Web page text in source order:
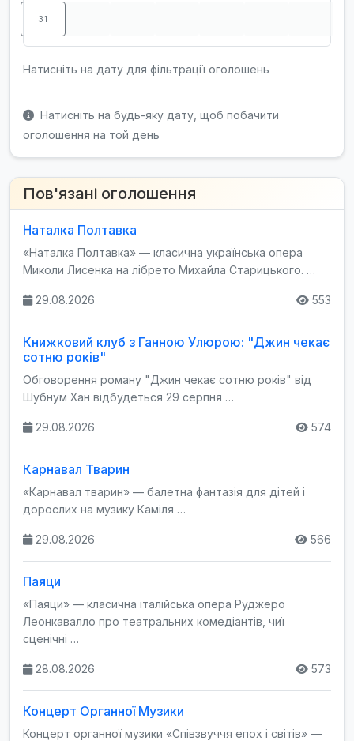
31
Натисніть на дату для фільтрації оголошень
Натисніть на будь-яку дату, щоб побачити
оголошення на той день
Пов'язані оголошення
Наталка Полтавка
«Наталка Полтавка» — класична українська опера
Миколи Лисенка на лібрето Михайла Старицького. …
29.08.2026 553
Книжковий клуб з Ганною Улюрою: "Джин чекає
сотню років"
Обговорення роману "Джин чекає сотню років" від
Шубнум Хан відбудеться 29 серпня …
29.08.2026 574
Карнавал Тварин
«Карнавал тварин» — балетна фантазія для дітей і
дорослих на музику Каміля …
29.08.2026 566
Паяци
«Паяци» — класична італійська опера Руджеро
Леонкавалло про театральних комедіантів, чиї
сценічні …
28.08.2026 573
Концерт Органної Музики
Концерт органної музики «Співзвуччя епох і світів» —